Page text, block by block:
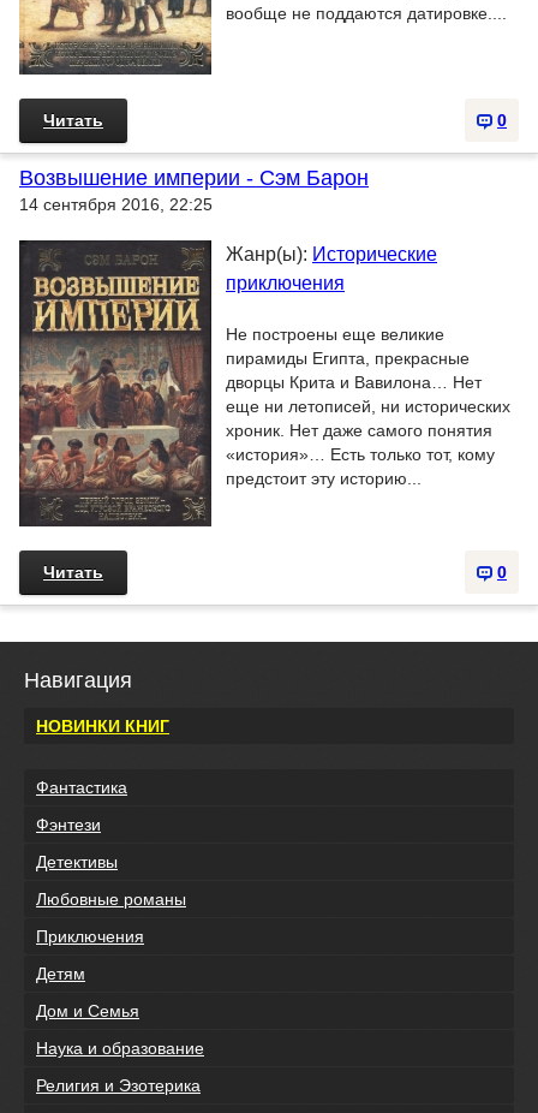
вообще не поддаются датировке....
0
Читать
Возвышение империи - Сэм Барон
14 сентября 2016, 22:25
Жанр(ы): Исторические
приключения
Не построены еще великие
пирамиды Египта, прекрасные
дворцы Крита и Вавилона… Нет
еще ни летописей, ни исторических
хроник. Нет даже самого понятия
«история»… Есть только тот, кому
предстоит эту историю...
0
Читать
Навигация
НОВИНКИ КНИГ
Фантастика
Фэнтези
Детективы
Любовные романы
Приключения
Детям
Дом и Семья
Наука и образование
Религия и Эзотерика